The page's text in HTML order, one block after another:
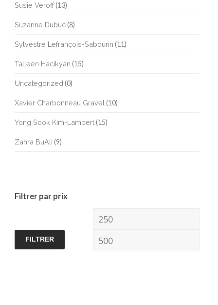
Susie Veroff(13)
Suzanne Dubuc(8)
Sylvestre Lefrançois-Sabourin (11)
Talleen Hacikyan (15)
Uncategorized (0)
Xavier Charbonneau Gravel (10)
Yong Sook Kim-Lambert(15)
Zahra BuAli (9)
Filtrer par prix
Prix
FILTRER